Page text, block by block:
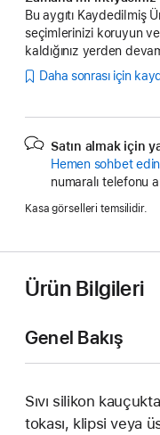
Bu aygıtı Kaydedilmiş
seçimlerinizi koruyun
kaldığınız yerden
Daha sonrası için
Satın almak için
Hemen sohbet edin
numaralı telefonu
Kasa görselleri temsilidir.
Ürün Bilgileri
Genel Bakış
Sıvı silikon
tokası, klipsi veya